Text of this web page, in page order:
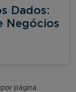
Dados:
Negócios
página